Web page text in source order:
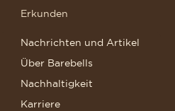
Erkunden
Nachrichten und Artikel
Über Barebells
Nachhaltigkeit
Karriere